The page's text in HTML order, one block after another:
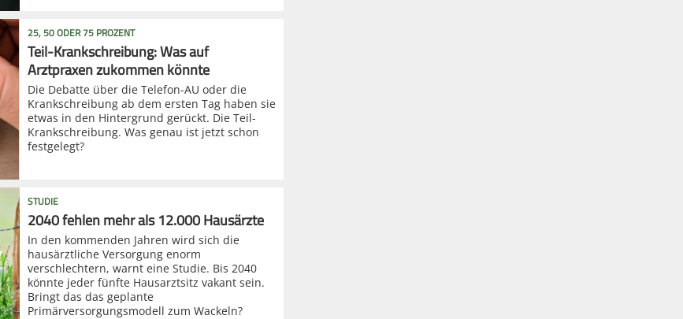
25, 50 ODER 75 PROZENT
Teil-Krankschreibung: Was auf
Arztpraxen zukommen könnte
Die Debatte über die Telefon-AU oder die
Krankschreibung ab dem ersten Tag haben sie
etwas in den Hintergrund gerückt. Die Teil-
Krankschreibung. Was genau ist jetzt schon
festgelegt?
STUDIE
2040 fehlen mehr als 12.000 Hausärzte
In den kommenden Jahren wird sich die
hausärztliche Versorgung enorm
verschlechtern, warnt eine Studie. Bis 2040
könnte jeder fünfte Hausarztsitz vakant sein.
Bringt das das geplante
Primärversorgungsmodell zum Wackeln?